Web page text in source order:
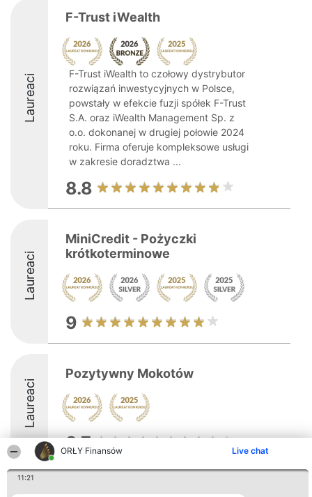
ORŁY Finansów Live chat
11:21
Laureaci
F-Trust iWealth
F-Trust iWealth to czołowy dystrybutor
rozwiązań inwestycyjnych w Polsce,
powstały w efekcie fuzji spółek F-Trust
S.A. oraz iWealth Management Sp. z
o.o. dokonanej w drugiej połowie 2024
roku. Firma oferuje kompleksowe usługi
w zakresie doradztwa ...
8.8
Laureaci
MiniCredit - Pożyczki
krótkoterminowe
9
Laureaci
Pozytywny Mokotów
8.7